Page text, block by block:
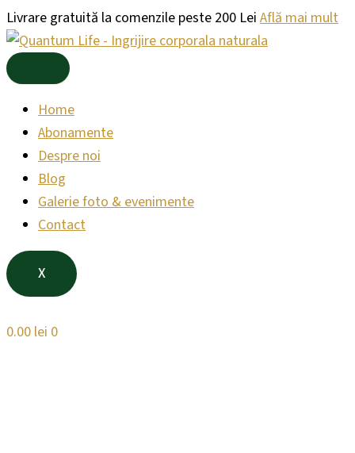
Skip
to
content
Livrare gratuită la comenzile peste 200 Lei Află mai mult
Home
Abonamente
Despre noi
Blog
Galerie foto & evenimente
Contact
X
0.00 lei 0
search
search